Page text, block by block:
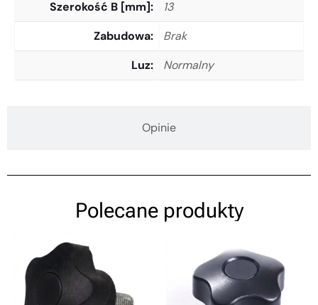
Opinie
Szerokość B [mm]
13
Zabudowa
Brak
Luz
Normalny
Polecane produkty